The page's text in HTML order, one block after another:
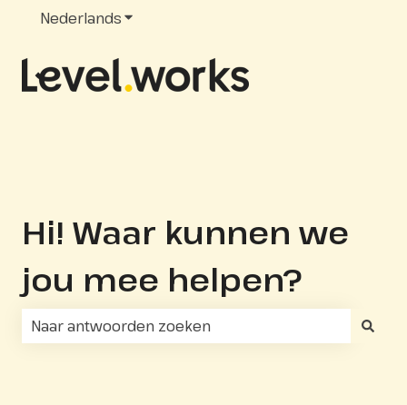
NederlandsSubmenu tonen voor vertalingen
Hi! Waar kunnen we
jou mee helpen?